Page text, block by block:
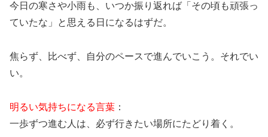
今日の寒さや小雨も、いつか振り返れば「その頃も頑張っ
ていたな」と思える日になるはずだ。
焦らず、比べず、自分のペースで進んでいこう。それでい
い。
明るい気持ちになる言葉 ：
一歩ずつ進む人は、必ず行きたい場所にたどり着く。